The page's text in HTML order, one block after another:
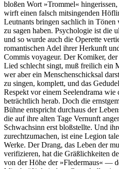
bloßen Wort »Trommel«
wirft einen falsch mitsingenden
Leutnants bringen sachlich in Tönen
zu sagen haben. Psychologie ist die
und so wurde auch die Operette
romantischen Adel ihrer Herkunft
Commis voyageur. Der Komiker,
Lied schlecht singt, muß freilich ein
wer aber ein Menschenschicksal
zu singen, komplett, und das
Respekt vor einem Seelendrama
beträchtlich herab. Doch die
Bühne entspricht durchaus der
die auf ihre alten Tage Vernunft
Schwachsinn erst bloßstellte. Und
zurechtzumachen, ist eine Legion
Werke. Der Drang, das Leben der
verifizieren, hat die Gräßlichkeiten
von der Höhe der »Fledermaus« —